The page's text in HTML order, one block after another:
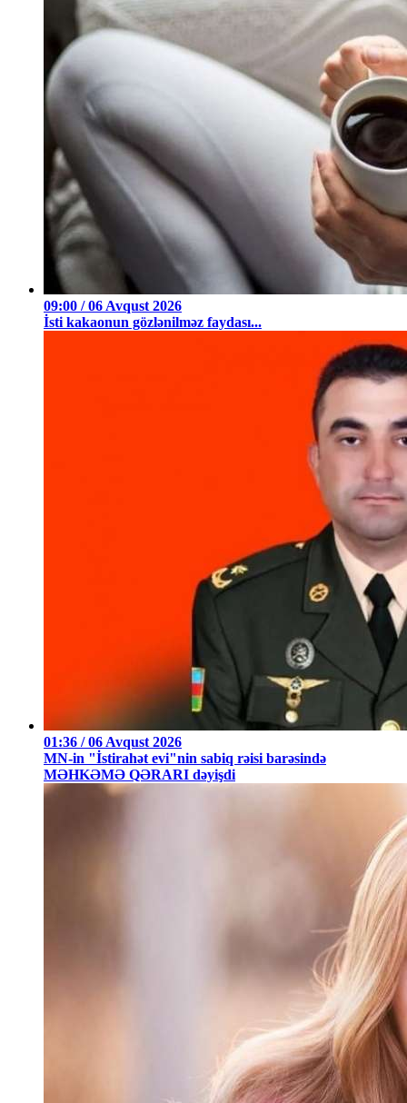
09:00 / 06 Avqust 2026
İsti kakaonun gözlənilməz faydası...
01:36 / 06 Avqust 2026
MN-in "İstirahət evi"nin sabiq rəisi barəsində
MƏHKƏMƏ QƏRARI dəyişdi